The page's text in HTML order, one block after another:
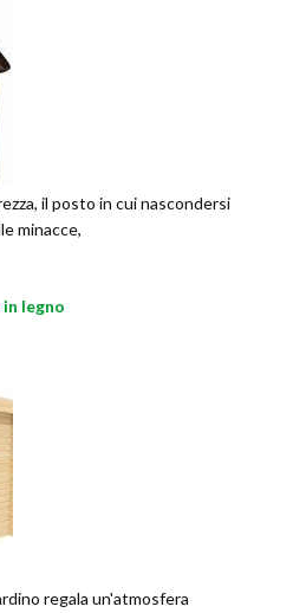
il posto in cui nascondersi
minacce,
legno
regala un'atmosfera